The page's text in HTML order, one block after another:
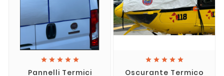
    
Pannelli Termici
    
Oscurante Termico